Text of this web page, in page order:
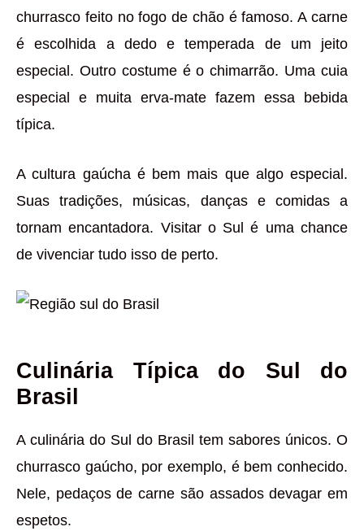
churrasco feito no fogo de chão é famoso. A carne
é escolhida a dedo e temperada de um jeito
especial. Outro costume é o chimarrão. Uma cuia
especial e muita erva-mate fazem essa bebida
típica.
A cultura gaúcha é bem mais que algo especial.
Suas tradições, músicas, danças e comidas a
tornam encantadora. Visitar o Sul é uma chance
de vivenciar tudo isso de perto.
Culinária Típica do Sul do
Brasil
A culinária do Sul do Brasil tem sabores únicos. O
churrasco gaúcho, por exemplo, é bem conhecido.
Nele, pedaços de carne são assados devagar em
espetos.